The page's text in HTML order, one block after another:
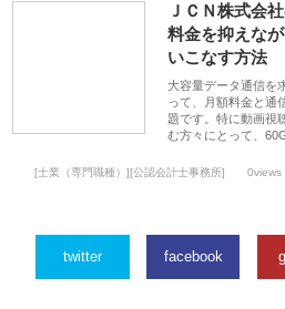
ＪＣＮ株式会
料金を抑えな
いこなす方法
大容量データ通信を
って、月額料金と通
題です。特に動画視
む方々にとって、
[士業（専門職種）][公認会計士事務所] 0views
twitter facebook